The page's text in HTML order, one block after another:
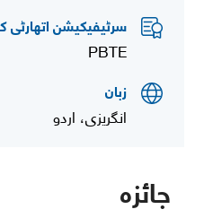
جائزہ
سرٹیفیکیشن اتھارٹی
PBTE
زبان
انگریزی، اردو